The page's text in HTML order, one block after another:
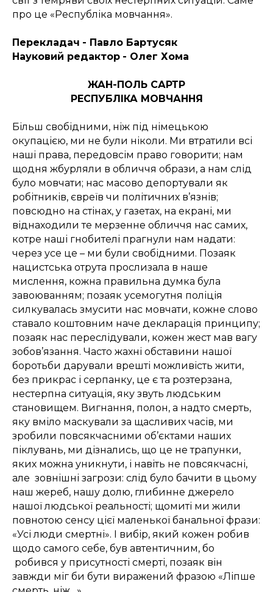
про це «Республіка мовчання».
Перекладач - Павло Бартусяк
Науковий редактор - Олег Хома
ЖАН-ПОЛЬ САРТР
РЕСПУБЛІКА МОВЧАННЯ
Більш свобідними, ніж під німецькою
окупацією, ми не були ніколи. Ми втратили всі
наші права, передовсім право говорити; нам
щодня жбурляли в обличчя образи, а нам слід
було мовчати; нас масово депортували як
робітників, євреїв чи політичних в’язнів;
повсюдно на стінах, у газетах, на екрані, ми
віднаходили те мерзенне обличчя нас самих,
котре наші гнобителі прагнули нам надати:
через усе це – ми були свобідними. Позаяк
нацистська отрута прослизала в наше
мислення, кожна правильна думка була
завоюванням; позаяк усемогутня поліція
силкувалась змусити нас мовчати, кожне слово
ставало коштовним наче декларація принципу;
позаяк нас переслідували, кожен жест мав вагу
зобов’язання. Часто жахні обставини нашої
боротьби дарували врешті можливість жити,
без прикрас і серпанку, це є та розтерзана,
нестерпна ситуація, яку звуть людським
становищем. Вигнання, полон, а надто смерть,
яку вміло маскували за щасливих часів, ми
зробили повсякчасними об’єктами наших
піклувань, ми дізнались, що це не трапунки,
яких можна уникнути, і навіть не повсякчасні,
але зовнішні загрози: слід було бачити в цьому
наш жереб, нашу долю, глибинне джерело
нашої людської реальності; щомиті ми жили
повнотою сенсу цієї маленької банальної фрази:
«Усі люди смертні». І вибір, який кожен робив
щодо самого себе, був автентичним, бо
робився у присутності смерті, позаяк він
завжди міг би бути виражений фразою «Ліпше